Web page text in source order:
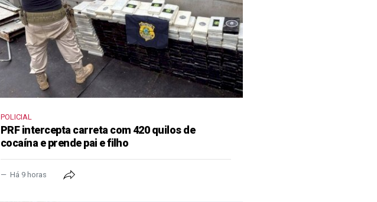
POLICIAL
PRF intercepta carreta com 420 quilos de
cocaína e prende pai e filho
Há 9 horas